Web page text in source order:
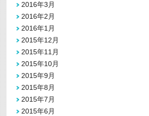
2016年3月
2016年2月
2016年1月
2015年12月
2015年11月
2015年10月
2015年9月
2015年8月
2015年7月
2015年6月